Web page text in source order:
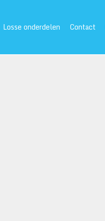
Losse onderdelen Contact